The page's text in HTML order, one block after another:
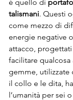
è quello di
talismani. Questi
come mezzo di
energie negative
attacco,
facilitare
gemme,
il collo e le dita,
l’umanità per sei